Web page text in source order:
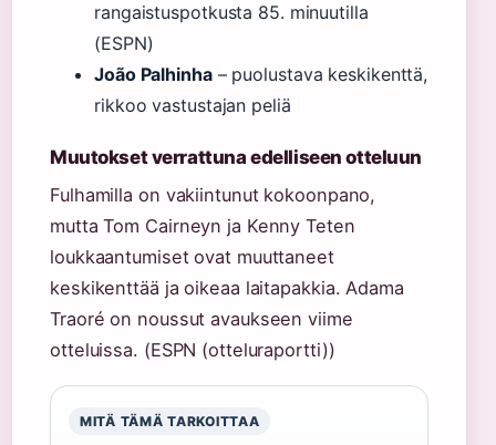
rangaistuspotkusta 85. minuutilla
(ESPN)
João Palhinha– puolustava keskikenttä,
rikkoo vastustajan peliä
Muutokset verrattuna edelliseen otteluun
Fulhamilla on vakiintunut kokoonpano,
mutta Tom Cairneyn ja Kenny Teten
loukkaantumiset ovat muuttaneet
keskikenttää ja oikeaa laitapakkia. Adama
Traoré on noussut avaukseen viime
otteluissa. (ESPN (otteluraportti))
MITÄ TÄMÄ TARKOITTAA